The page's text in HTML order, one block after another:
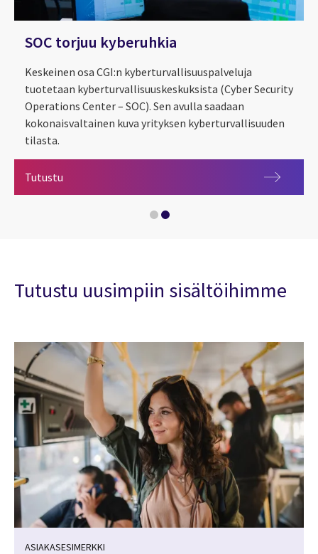
Digitaalisen turvallisuuden eturintamassa – SOC
SOC torjuu kyberuhkia
Keskeinen osa CGI:n kyberturvallisuuspalveluja
tuotetaan kyberturvallisuuskeskuksista (Cyber Security
Operations Center – SOC). Sen avulla saadaan
kokonaisvaltainen kuva yrityksen kyberturvallisuuden
tilasta.
Tutustu
Tutustu uusimpiin sisältöihimme
ASIAKASESIMERKKI